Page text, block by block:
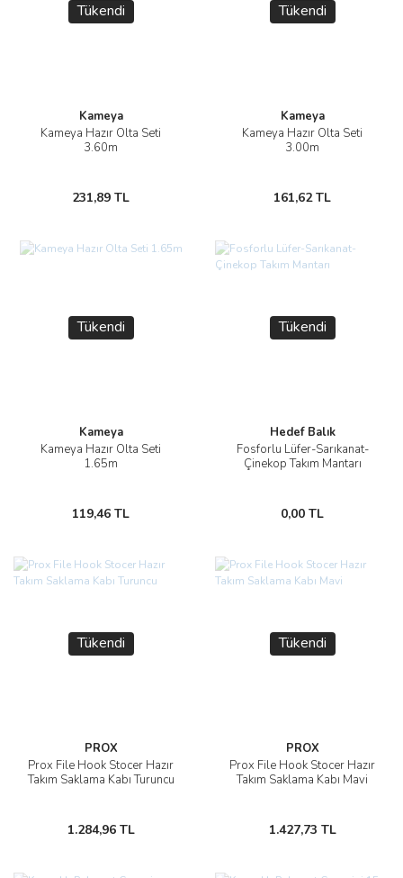
Tükendi
Kameya
Kameya Hazır Olta Seti
3.60m
231,89 TL
Tükendi
Kameya
Kameya Hazır Olta Seti
3.00m
161,62 TL
Tükendi
Kameya
Kameya Hazır Olta Seti
1.65m
119,46 TL
Tükendi
Hedef Balık
Fosforlu Lüfer-Sarıkanat-
Çinekop Takım Mantarı
0,00 TL
Tükendi
PROX
Prox File Hook Stocer Hazır
Takım Saklama Kabı Turuncu
1.284,96 TL
Tükendi
PROX
Prox File Hook Stocer Hazır
Takım Saklama Kabı Mavi
1.427,73 TL